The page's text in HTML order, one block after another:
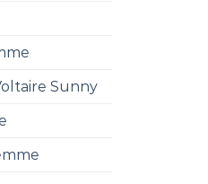
Sunny